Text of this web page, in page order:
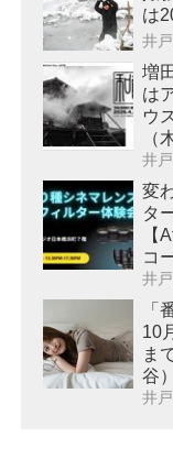
は
井
増
は
ウ
（
井
変
タ
【
コ
ム
井
「
10
ま
谷
井